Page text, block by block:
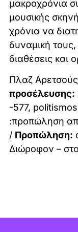
μακροχρόνια
μουσικής
χρόνια να
δυναμική
διαθέσεις και
Πλαζ
προσέλευσης:
-577,
:προπώληση
/ Προπώληση:
Διώροφον –